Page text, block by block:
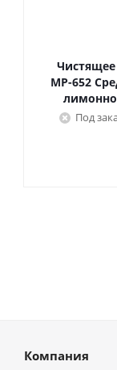
Чистящее
МР-652
Под
Компания